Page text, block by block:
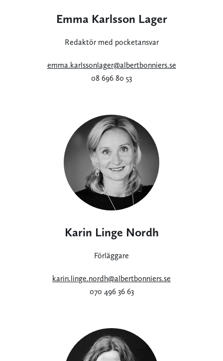
Emma Karlsson Lager
Redaktör med pocketansvar
emma.karlssonlager@albertbonniers.se
08 696 80 53
Karin Linge Nordh
Förläggare
karin.linge.nordh@albertbonniers.se
070 496 36 63